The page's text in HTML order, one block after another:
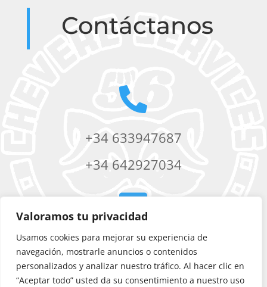
Valoramos tu privacidad
Usamos cookies para mejorar su experiencia de
navegación, mostrarle anuncios o contenidos
personalizados y analizar nuestro tráfico. Al hacer clic en
“Aceptar todo” usted da su consentimiento a nuestro uso
Contáctanos

+34 633947687
+34 642927034

chevere56services@yahoo.com